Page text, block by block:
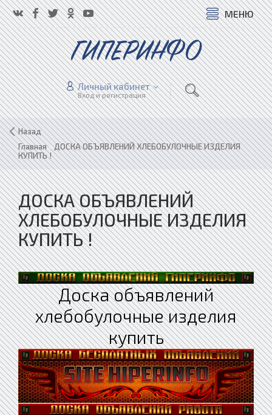
МЕНЮ
ГИПЕРИНФО
Личный кабинет
Вход и регистрация
Назад
Главная»ДОСКА ОБЪЯВЛЕНИЙ ХЛЕБОБУЛОЧНЫЕ ИЗДЕЛИЯ
КУПИТЬ !
ДОСКА ОБЪЯВЛЕНИЙ
ХЛЕБОБУЛОЧНЫЕ ИЗДЕЛИЯ
КУПИТЬ !
Доска объявлений
хлебобулочные изделия
купить